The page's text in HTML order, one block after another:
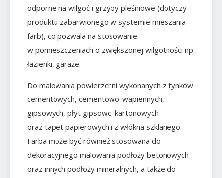
odporne na wilgoć i grzyby pleśniowe (dotyczy
produktu zabarwionego w systemie mieszania
farb), co pozwala na stosowanie
w pomieszczeniach o zwiększonej wilgotności np.
łazienki, garaże.
Do malowania powierzchni wykonanych z tynków
cementowych, cementowo-wapiennych,
gipsowych, płyt gipsowo-kartonowych
oraz tapet papierowych i z włókna szklanego.
Farba może być również stosowana do
dekoracyjnego malowania podłoży betonowych
oraz innych podłoży mineralnych, a także do